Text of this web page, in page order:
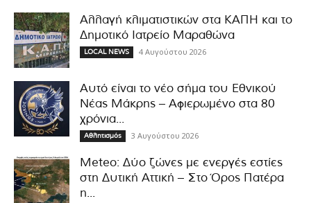
Αλλαγή κλιματιστικών στα ΚΑΠΗ και το
Δημοτικό Ιατρείο Μαραθώνα
LOCAL NEWS 4 Αυγούστου 2026
Αυτό είναι το νέο σήμα του Εθνικού
Νέας Μάκρης – Αφιερωμένο στα 80
χρόνια...
Αθλητισμός 3 Αυγούστου 2026
Meteo: Δύο ζώνες με ενεργές εστίες
στη Δυτική Αττική – Στο Όρος Πατέρα
η...